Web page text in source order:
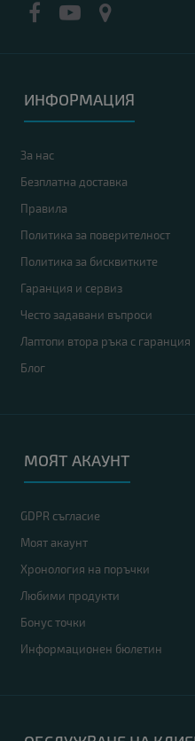
ИНФОРМАЦИЯ
За нас
Безплатна доставка
Правила
Политика за поверителност
Политика за бисквитките
Гаранция и сервиз
Често задавани въпроси
Лаптопи втора ръка с гаранция
Блог
МОЯТ АКАУНТ
GDPR съгласие
Моят акаунт
Хронология на поръчки
Любими продукти
Бонус точки
Информационен бюлетин